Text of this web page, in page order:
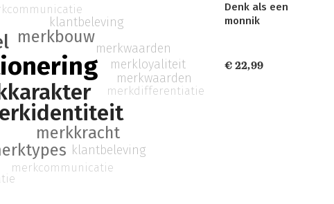
merkbouw
merkkracht
klantbeleving
merkdifferentiatie
merkloyaliteit
merkwaarden
merkcommunicatie
klantbeleving
merkwaarden
Denk als een
monnik
€ 22,99